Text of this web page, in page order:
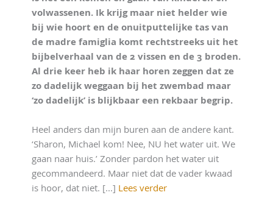
volwassenen. Ik krijg maar niet helder wie
bij wie hoort en de onuitputtelijke tas van
de madre famiglia komt rechtstreeks uit het
bijbelverhaal van de 2 vissen en de 3 broden.
Al drie keer heb ik haar horen zeggen dat ze
zo dadelijk weggaan bij het zwembad maar
‘zo dadelijk’ is blijkbaar een rekbaar begrip.
Heel anders dan mijn buren aan de andere kant.
‘Sharon, Michael kom! Nee, NU het water uit. We
gaan naar huis.’ Zonder pardon het water uit
gecommandeerd. Maar niet dat de vader kwaad
is hoor, dat niet. [...] Lees verder